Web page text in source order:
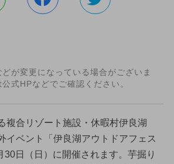
が変更になっている場合がございま
式HPなどでご確認ください。
複合リゾート施設・休暇村伊良湖
イベント「伊良湖アウトドアフェス
30日（日）に開催されます。芋掘り